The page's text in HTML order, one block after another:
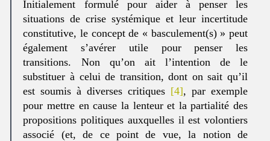
Initialement formulé pour aider à penser les
situations de crise systémique et leur incertitude
constitutive, le concept de « basculement(s) » peut
également s’avérer utile pour penser les
transitions. Non qu’on ait l’intention de le
substituer à celui de transition, dont on sait qu’il
est soumis à diverses critiques [4], par exemple
pour mettre en cause la lenteur et la partialité des
propositions politiques auxquelles il est volontiers
associé (et, de ce point de vue, la notion de